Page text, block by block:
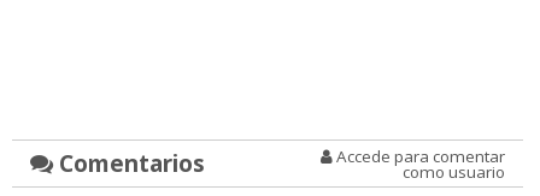
Comentarios Accede para comentar
como usuario